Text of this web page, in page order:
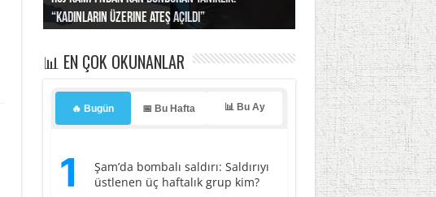
“Kadınların üzerine ateş açıldı”
Irak’a misilleme tehdidi!
yaptı… İsrail’in “timsah” planına fren!
kayıtlar başladı
basıldı, kabus yaşatıldı!
📊 EN ÇOK OKUNANLAR
🔥 Bugün 📅 Bu Hafta 📊 Bu Ay
1
Şam’da bombalı saldırı: Saldırıyı
üstlenen üç haftalık grup kim?